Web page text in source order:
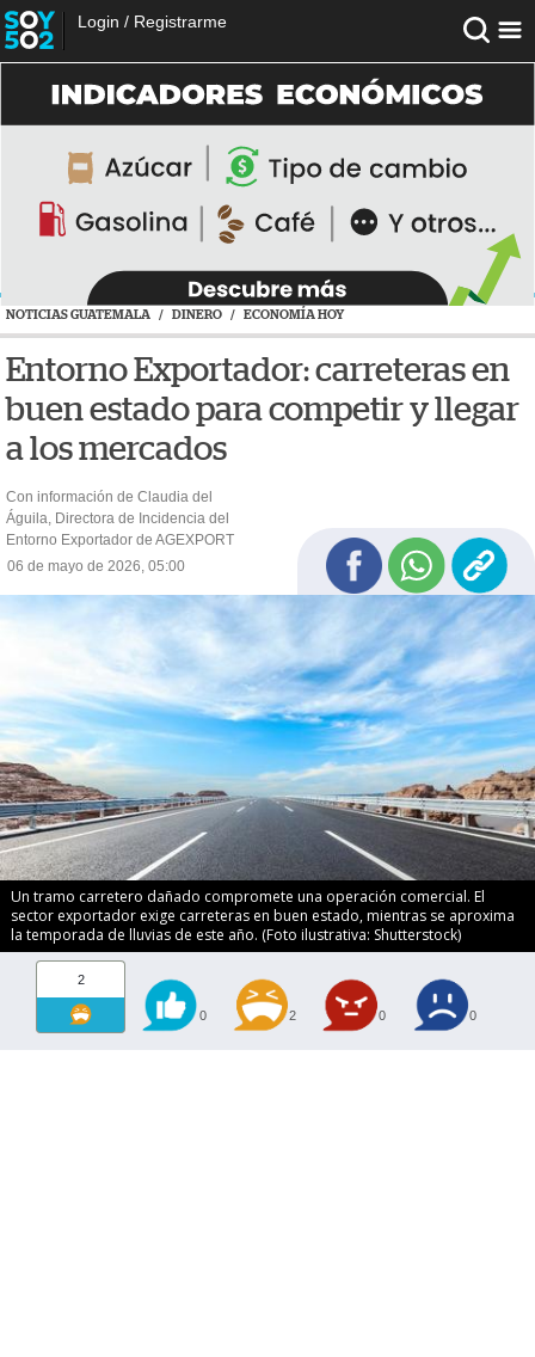
Login / Registrarme
NOTICIAS GUATEMALA / DINERO / ECONOMÍA HOY
Entorno Exportador: carreteras en
buen estado para competir y llegar
a los mercados
Con información de Claudia del
Águila, Directora de Incidencia del
Entorno Exportador de AGEXPORT
06 de mayo de 2026, 05:00
Un tramo carretero dañado compromete una operación comercial. El
sector exportador exige carreteras en buen estado, mientras se aproxima
la temporada de lluvias de este año. (Foto ilustrativa: Shutterstock)
2
0 2 0 0